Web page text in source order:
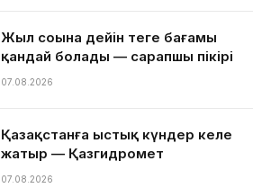
Жыл соңына дейін теңге бағамы
қандай болады — сарапшы пікірі
07.08.2026
Қазақстанға ыстық күндер келе
жатыр — Қазгидромет
07.08.2026